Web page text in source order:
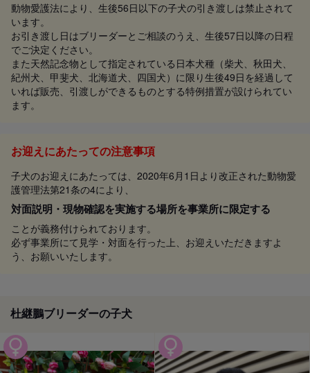
動物愛護法により、生後56日以下の子犬の引き渡しは禁止されて
います。
お引き渡し日はブリーダーとご相談のうえ、生後57日以降の日程
でご決定ください。
また天然記念物として指定されている日本犬種（柴犬、秋田犬、
紀州犬、甲斐犬、北海道犬、四国犬）に限り生後49日を経過して
いれば販売、引渡しができるものとする特例措置が設けられてい
ます。
お迎えにあたっての注意事項
子犬のお迎えにあたっては、2020年6月1日より改正された動物愛
護管理法第21条の4により、
対面説明・現物確認を実施する場所を事業所に限定する
ことが義務付けられております。
必ず事業所にて見学・対面を行った上、お迎えいただきますよ
う、お願いいたします。
杜継鵬ブリーダーの子犬